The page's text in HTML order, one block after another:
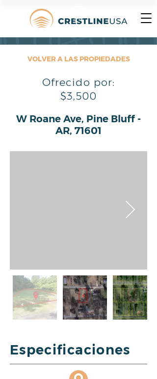
VOLVER A LAS PROPIEDADES
Ofrecido por:
$3,500
W Roane Ave, Pine Bluff -
AR, 71601
Especificaciones